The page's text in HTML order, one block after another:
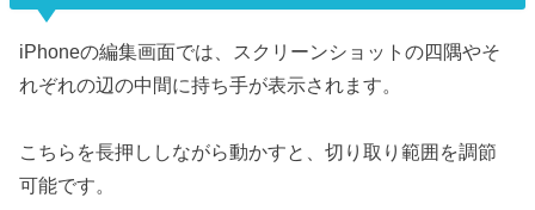
iPhoneの編集画面では、スクリーンショットの四隅やそ
れぞれの辺の中間に持ち手が表示されます。
こちらを長押ししながら動かすと、切り取り範囲を調節
可能です。